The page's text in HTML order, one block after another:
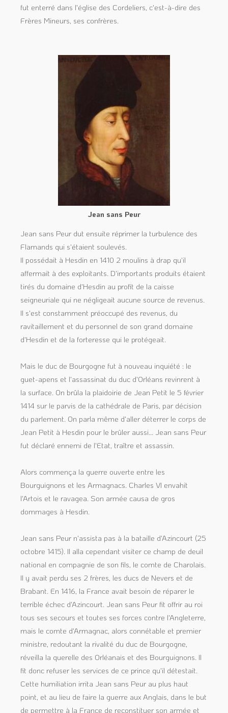
fut enterré dans l'église des Cordeliers, c'est-à-dire des
Frères Mineurs, ses confrères.
Jean sans Peur
Jean sans Peur dut ensuite réprimer la turbulence des
Flamands qui s'étaient soulevés.
Il possédait à Hesdin en 1410 2 moulins à drap qu'il
affermait à des exploitants. D'importants produits étaient
tirés du domaine d'Hesdin au profit de la caisse
seigneuriale qui ne négligeait aucune source de revenus.
Il s'est constamment préoccupé des revenus, du
ravitaillement et du personnel de son grand domaine
d'Hesdin et de la forteresse qui le protégeait.
Mais le duc de Bourgogne fut à nouveau inquiété : le
guet-apens et l'assassinat du duc d'Orléans revinrent à
la surface. On brûla la plaidoirie de Jean Petit le 5 février
1414 sur le parvis de la cathédrale de Paris, par décision
du parlement. On parla même d'aller déterrer le corps de
Jean Petit à Hesdin pour le brûler aussi... Jean sans Peur
fut déclaré ennemi de l'Etat, traître et assassin.
Alors commença la guerre ouverte entre les
Bourguignons et les Armagnacs. Charles VI envahit
l'Artois et le ravagea. Son armée causa de gros
dommages à Hesdin.
Jean sans Peur n'assista pas à la bataille d'Azincourt (25
octobre 1415). Il alla cependant visiter ce champ de deuil
national en compagnie de son fils, le comte de Charolais.
Il y avait perdu ses 2 frères, les ducs de Nevers et de
Brabant. En 1416, la France avait besoin de réparer le
terrible échec d'Azincourt. Jean sans Peur fit offrir au roi
tous ses secours et toutes ses forces contre l'Angleterre,
mais le comte d'Armagnac, alors connétable et premier
ministre, redoutant la rivalité du duc de Bourgogne,
réveilla la querelle des Orléanais et des Bourguignons. Il
fit donc refuser les services de ce prince qu'il détestait.
Cette humiliation irrita Jean sans Peur au plus haut
point, et au lieu de faire la guerre aux Anglais, dans le but
de permettre à la France de reconstituer son armée et